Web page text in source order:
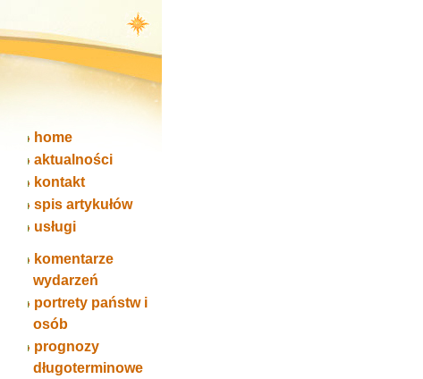
home
aktualności
kontakt
spis artykułów
usługi
komentarze
wydarzeń
portrety państw i
osób
prognozy
długoterminowe